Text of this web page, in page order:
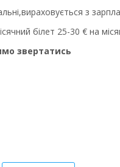
з
білет 25-30 € на
звертатись